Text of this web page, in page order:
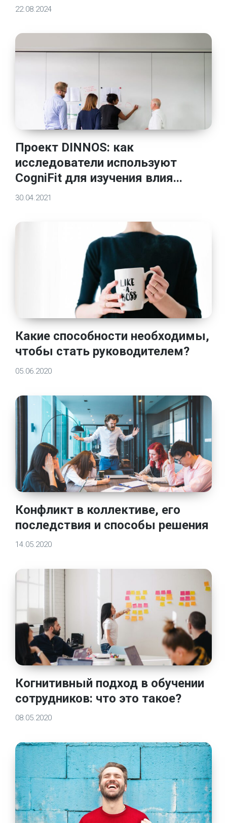
22.08.2024
Проект DINNOS: как
исследователи используют
CogniFit для изучения влия...
30.04.2021
Какие способности необходимы,
чтобы стать руководителем?
05.06.2020
Конфликт в коллективе, его
последствия и способы решения
14.05.2020
Когнитивный подход в обучении
сотрудников: что это такое?
08.05.2020